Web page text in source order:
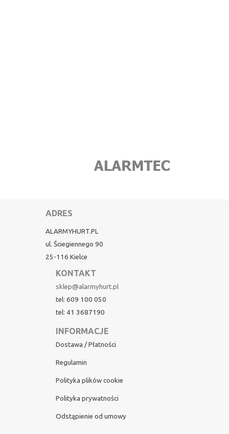
ADRES
ALARMYHURT.PL
ul. Ściegiennego 90
25-116 Kielce
KONTAKT
sklep@alarmyhurt.pl
tel: 609 100 050
tel: 41 3687190
INFORMACJE
Dostawa / Płatności
Regulamin
Polityka plików cookie
Polityka prywatności
Odstąpienie od umowy